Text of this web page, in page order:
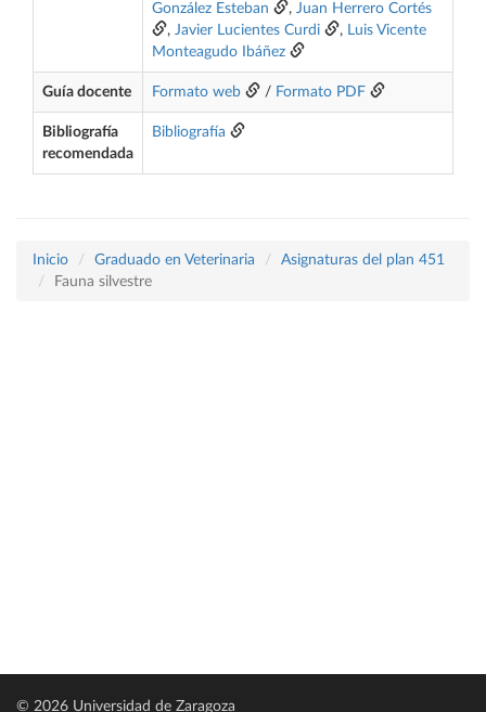
González Esteban
, Juan Herrero Cortés
, Javier Lucientes Curdi , Luis Vicente
Monteagudo Ibáñez
Guía docente Formato web / Formato PDF
Bibliografía
recomendada
Bibliografía
Inicio Graduado en Veterinaria
Asignaturas del plan 451
Fauna silvestre
© 2026 Universidad de Zaragoza